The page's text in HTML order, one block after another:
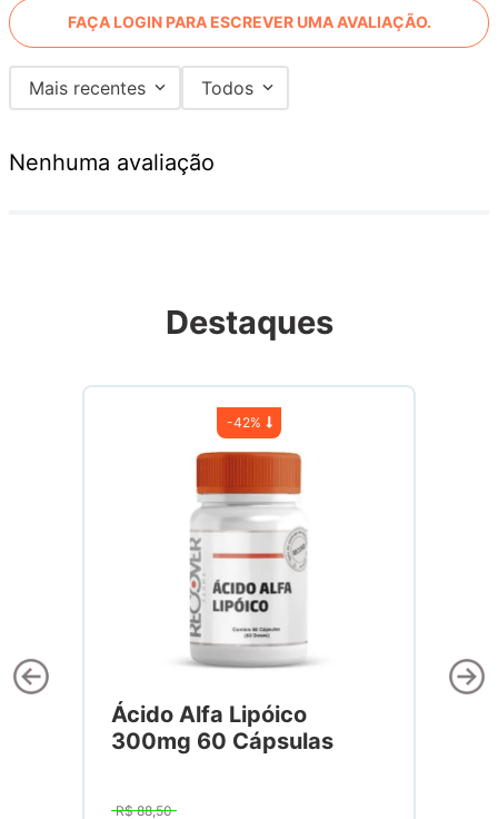
FAÇA LOGIN PARA ESCREVER UMA AVALIAÇÃO.
Mais recentes Todos
Nenhuma avaliação
Destaques
-42%
Ácido Alfa Lipóico
300mg 60 Cápsulas
R$ 88,50